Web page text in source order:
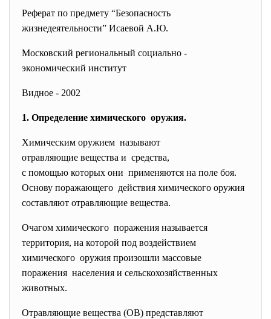
Реферат по предмету “Безопасность
жизнедеятельности” Исаевой А.Ю.
Московский региональный социально -
экономический институт
Видное - 2002
1. Определение химического оружия.
Химическим оружием называют
отравляющие вещества и средства,
с помощью которых они применяются на поле боя.
Основу поражающего действия химического оружия
составляют отравляющие вещества.
Очагом химического поражения называется
территория, на которой под воздействием
химического оружия произошли массовые
поражения населения и сельскохозяйственных
животных.
Отравляющие вещества (ОВ) представляют